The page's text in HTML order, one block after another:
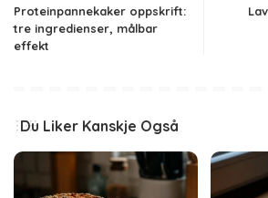
Proteinpannekaker oppskrift:
tre ingredienser, målbar
effekt
Du Liker Kanskje Også